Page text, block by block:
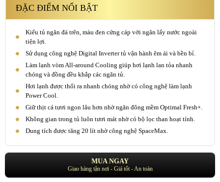
ĐẶC ĐIỂM NỔI BẬT
Kiểu tủ ngăn đá trên, màu đen cứng cáp với ngăn lấy nước ngoài
tiện lợi.
Sử dụng công nghệ Digital Inverter tủ vận hành êm ái và bền bỉ.
Làm lạnh vòm All-around Cooling giúp hơi lạnh lan tỏa nhanh
chóng và đồng đều khắp các ngăn tủ.
Hơi lạnh được thổi ra nhanh chóng nhờ có công nghệ làm lạnh
Power Cool.
Giữ thịt cá tươi ngon lâu hơn nhờ ngăn đông mềm Optimal Fresh+.
Không gian trong tủ luôn tươi mát nhờ có bộ lọc than hoạt tính.
Dung tích được tăng 20 lít nhờ công nghệ SpaceMax.
MUA NGAY
Giao hàng tận nơi - Giá tốt - An toàn